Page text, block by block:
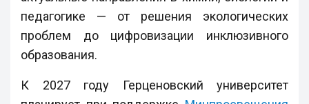
педагогике — от решения экологических
проблем до цифровизации инклюзивного
образования.
К 2027 году Герценовский университет